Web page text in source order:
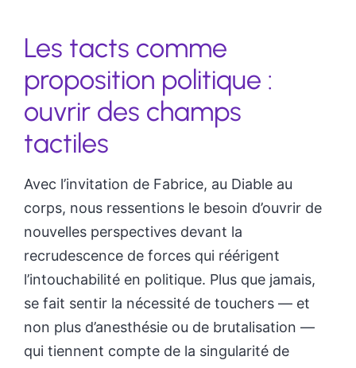
Les tacts comme
proposition politique :
ouvrir des champs
tactiles
Avec l’invitation de Fabrice, au Diable au
corps, nous ressentions le besoin d’ouvrir de
nouvelles perspectives devant la
recrudescence de forces qui réérigent
l’intouchabilité en politique. Plus que jamais,
se fait sentir la nécessité de touchers — et
non plus d’anesthésie ou de brutalisation —
qui tiennent compte de la singularité de